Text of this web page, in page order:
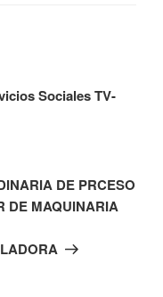
Sociales TV-
DE PRCESO
DE MAQUINARIA